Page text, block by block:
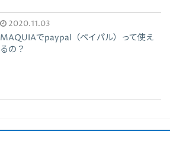
2020.11.03
MAQUIAでpaypal（ペイパル）って使え
るの？